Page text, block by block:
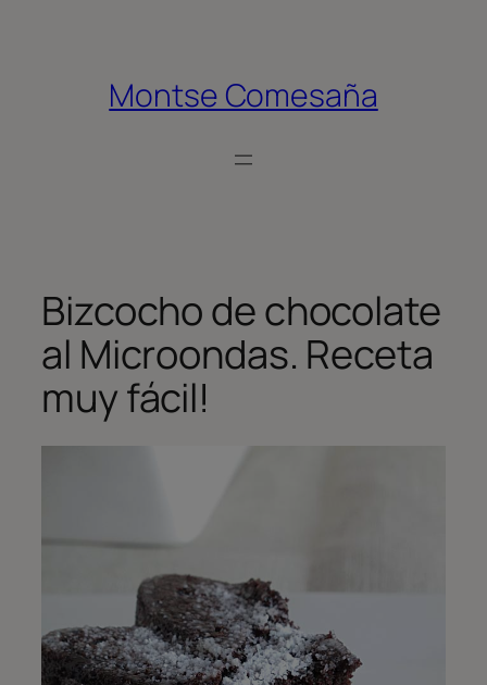
Montse Comesaña
Bizcocho de chocolate
al Microondas. Receta
muy fácil!